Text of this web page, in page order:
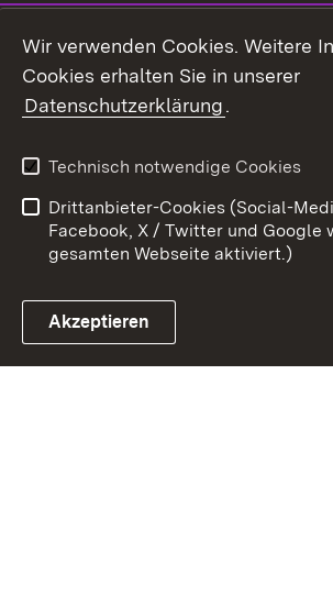
Link zum Landesportal
Kontakt
Impressum
Cookies
Wir verwenden Cookies. Weitere
Cookies erhalten Sie in unserer
Datenschutzerklärung.
Technisch notwendige Cookies
Drittanbieter-Cookies (Social-
Facebook, X / Twitter und Google
gesamten Webseite aktiviert.)
Akzeptieren